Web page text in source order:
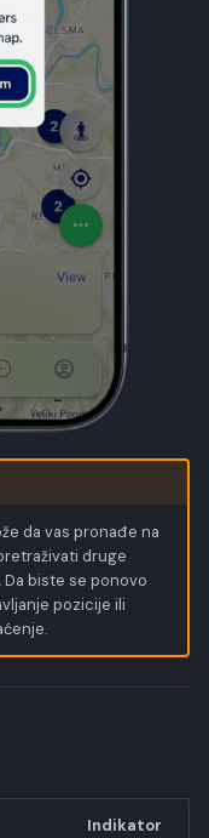
da vas pronađe na
druge
biste se ponovo
pozicije ili
Indikator